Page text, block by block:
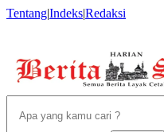
Tentang|Indeks|Redaksi